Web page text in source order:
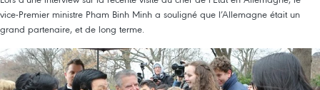
vice-Premier ministre Pham Binh Minh a souligné que l’Allemagne était un
grand partenaire, et de long terme.